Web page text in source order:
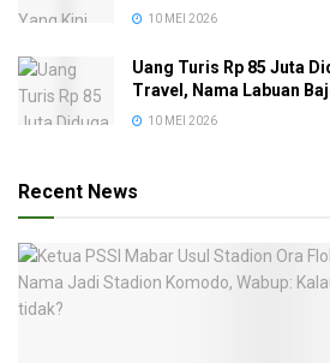
10 MEI 2026
Uang Turis Rp 85 Juta
Travel, Nama Labuan
10 MEI 2026
Recent News